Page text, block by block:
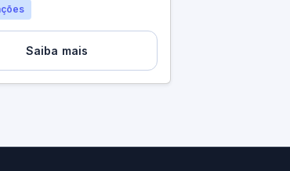
Saiba mais